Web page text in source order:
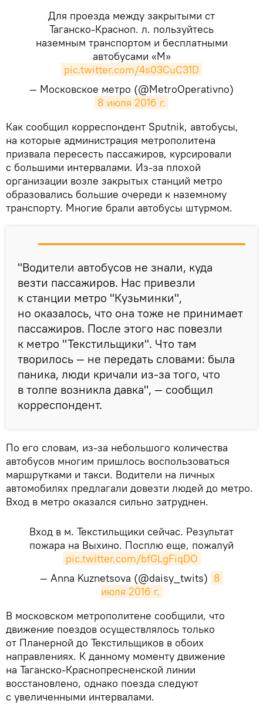
Для проезда между закрытыми ст
Таганско-Красноп. л. пользуйтесь
наземным транспортом и бесплатными
автобусами «М»
pic.twitter.com/4s03CuC31D
— Московское метро (@MetroOperativno)
8 июля 2016 г.
Как сообщил корреспондент Sputnik, автобусы,
на которые администрация метрополитена
призвала пересесть пассажиров, курсировали
с большими интервалами. Из-за плохой
организации возле закрытых станций метро
образовались большие очереди к наземному
транспорту. Многие брали автобусы штурмом.
​"Водители автобусов не знали, куда
везти пассажиров. Нас привезли
к станции метро "Кузьминки",
но оказалось, что она тоже не принимает
пассажиров. После этого нас повезли
к метро "Текстильщики". Что там
творилось — не передать словами: была
паника, люди кричали из-за того, что
в толпе возникла давка", — сообщил
корреспондент.
По его словам, из-за небольшого количества
автобусов многим пришлось воспользоваться
маршрутками и такси. Водители на личных
автомобилях предлагали довезти людей до метро.
Вход в метро оказался сильно затруднен.
Вход в м. Текстильщики сейчас. Результат
пожара на Выхино. Посплю еще, пожалуй
pic.twitter.com/bfGLgFiqDO
— Anna Kuznetsova (@daisy_twits) 8
июля 2016 г.
​В московском метрополитене сообщили, что
движение поездов осуществлялось только
от Планерной до Текстильщиков в обоих
направлениях. К данному моменту движение
на Таганско-Краснопресненской линии
восстановлено, однако поезда следуют
с увеличенными интервалами.